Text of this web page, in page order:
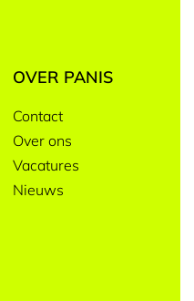
OVER PANIS
Contact
Over ons
Vacatures
Nieuws